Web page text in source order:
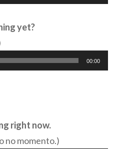
yet?
00:00
right now.
no momento.)